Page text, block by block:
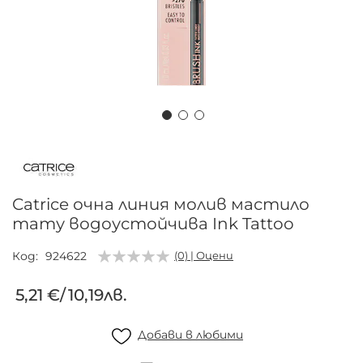
началото
галерия
със
снимки
Catrice очна линия молив мастило
тату водоустойчива Ink Tattoo
Код 924622 (0) | Оцени
5,21 €/10,19лв.
Добави в любими